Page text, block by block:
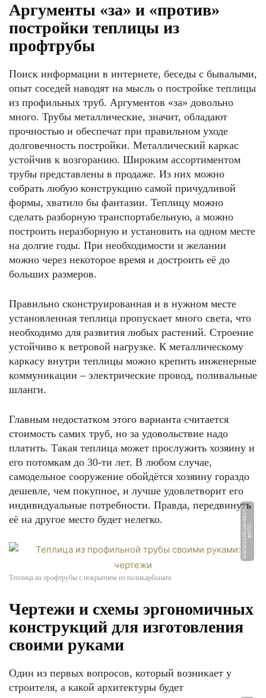
Аргументы «за» и «против»
постройки теплицы из
профтрубы
Поиск информации в интернете, беседы с бывалыми,
опыт соседей наводят на мысль о постройке теплицы
из профильных труб. Аргументов «за» довольно
много. Трубы металлические, значит, обладают
прочностью и обеспечат при правильном уходе
долговечность постройки. Металлический каркас
устойчив к возгоранию. Широким ассортиментом
трубы представлены в продаже. Из них можно
собрать любую конструкцию самой причудливой
формы, хватило бы фантазии. Теплицу можно
сделать разборную транспортабельную, а можно
построить неразборную и установить на одном месте
на долгие годы. При необходимости и желании
можно через некоторое время и достроить её до
больших размеров.
Правильно сконструированная и в нужном месте
установленная теплица пропускает много света, что
необходимо для развития любых растений. Строение
устойчиво к ветровой нагрузке. К металлическому
каркасу внутри теплицы можно крепить инженерные
коммуникации – электрические провод, поливальные
шланги.
Главным недостатком этого варианта считается
стоимость самих труб, но за удовольствие надо
платить. Такая теплица может прослужить хозяину и
его потомкам до 30-ти лет. В любом случае,
самодельное сооружение обойдётся хозяину гораздо
дешевле, чем покупное, и лучше удовлетворит его
индивидуальные потребности. Правда, передвинуть
её на другое место будет нелегко.
Ф
О
Т
О:
a
v
a
t
a
r
s.
m
d
s.
y
a
n
d
e
x.
n
e
t
Теплица из профтрубы с покрытием из поликарбоната
Чертежи и схемы эргономичных
конструкций для изготовления
своими руками
Один из первых вопросов, который возникает у
строителя, а какой архитектуры будет